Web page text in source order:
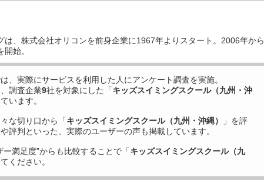
は、株式会社オリコンを前身企業に1967年よりスタート。2006年から
始。
、実際にサービスを利用した 人にアンケート調査を実施。
調査企業9社を対象にした「キッズスイミングスクール（九州・沖
います。
な切り口から「キッズスイミングスクール（九州・沖縄）
」を評
評判といった、実際のユーザーの声も掲載しています。
満足度”からも比較することで「キッズスイミングスクール（九
ください。